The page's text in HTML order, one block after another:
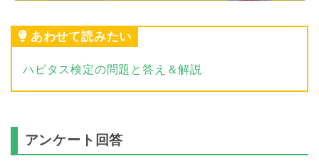
あわせて読みたい
ハピタス検定の問題と答え＆解説
アンケート回答